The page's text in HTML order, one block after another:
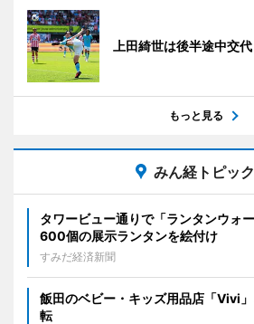
上田綺世は後半途中交
もっと見る
みん経トピッ
タワービュー通りで「ランタンウォ
600個の展示ランタンを絵付け
すみだ経済新聞
飯田のベビー・キッズ用品店「Vivi
転